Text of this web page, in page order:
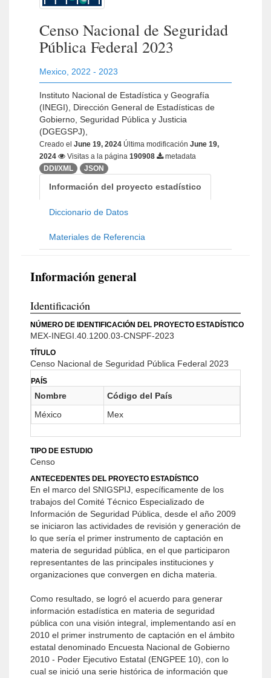
Censo Nacional de Seguridad
Pública Federal 2023
Mexico 2022 - 2023
Instituto Nacional de Estadística y Geografía
(INEGI), Dirección General de Estadísticas de
Gobierno, Seguridad Pública y Justicia
(DGEGSPJ),
Creado el June 19, 2024 Última modificación June 19,
2024
Visitas a la página 190908
metadata
DDI/XML
JSON
Información del proyecto estadístico
Diccionario de Datos
Materiales de Referencia
Información general
Identificación
NÚMERO DE IDENTIFICACIÓN DEL PROYECTO ESTADÍSTICO
MEX-INEGI.40.1200.03-CNSPF-2023
TÍTULO
Censo Nacional de Seguridad Pública Federal 2023
PAÍS
Nombre
Código del País
México
Mex
TIPO DE ESTUDIO
Censo
ANTECEDENTES DEL PROYECTO ESTADÍSTICO
En el marco del SNIGSPIJ, específicamente de los
trabajos del Comité Técnico Especializado de
Información de Seguridad Pública, desde el año 2009
se iniciaron las actividades de revisión y generación de
lo que sería el primer instrumento de captación en
materia de seguridad pública, en el que participaron
representantes de las principales instituciones y
organizaciones que convergen en dicha materia.
Como resultado, se logró el acuerdo para generar
información estadística en materia de seguridad
pública con una visión integral, implementando así en
2010 el primer instrumento de captación en el ámbito
estatal denominado Encuesta Nacional de Gobierno
2010 - Poder Ejecutivo Estatal (ENGPEE 10), con lo
cual se inició una serie histórica de información que